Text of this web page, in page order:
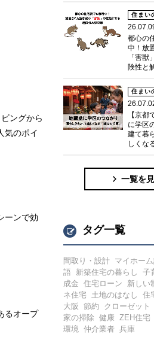
ングから
気のポイ
ーンで効
るオープ
住まい
都心の
中！放
「害獣
険性と
住まい
【京都
に学区
建て暮
しくな
一覧を
タグ一覧
間取り・設計 マイホー
語 新築住宅の暮らし 子
成金
住宅ローン 新しい
ネ住宅
土地のはなし
住
大阪
節約 クローゼット
家の掃除
健康 ZEH住宅
環境 仲介業者 兵庫